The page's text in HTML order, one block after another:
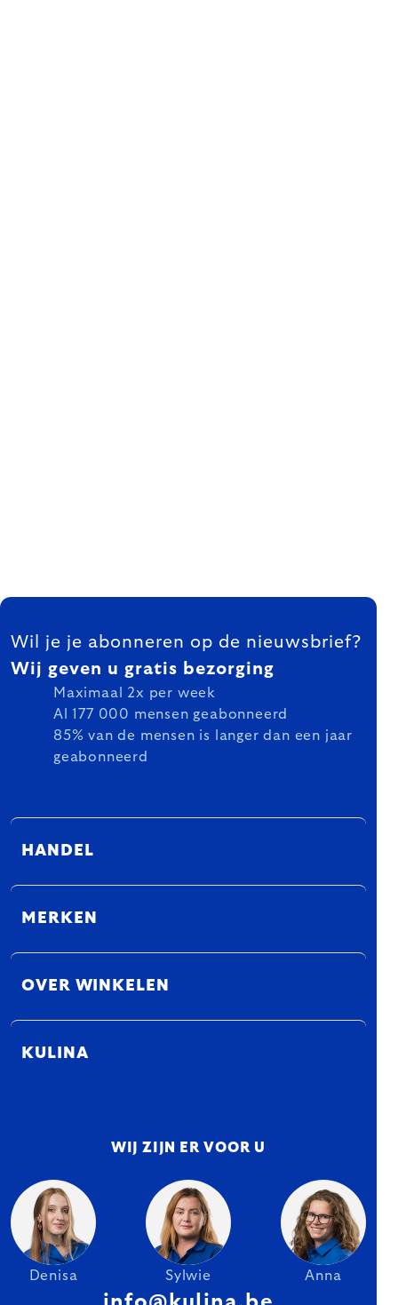
FOOTER
Wil je je abonneren op de nieuwsbrief?
Wij geven u gratis bezorging
Maximaal 2x per week
Al 177 000 mensen geabonneerd
85% van de mensen is langer dan een jaar
geabonneerd
HANDEL
MERKEN
OVER WINKELEN
KULINA
WIJ ZIJN ER VOOR U
Denisa Sylwie Anna